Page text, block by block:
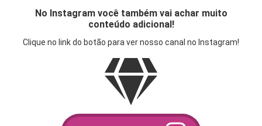
No Instagram você também vai achar muito
conteúdo adicional!
Clique no link do botão para ver nosso canal no Instagram!